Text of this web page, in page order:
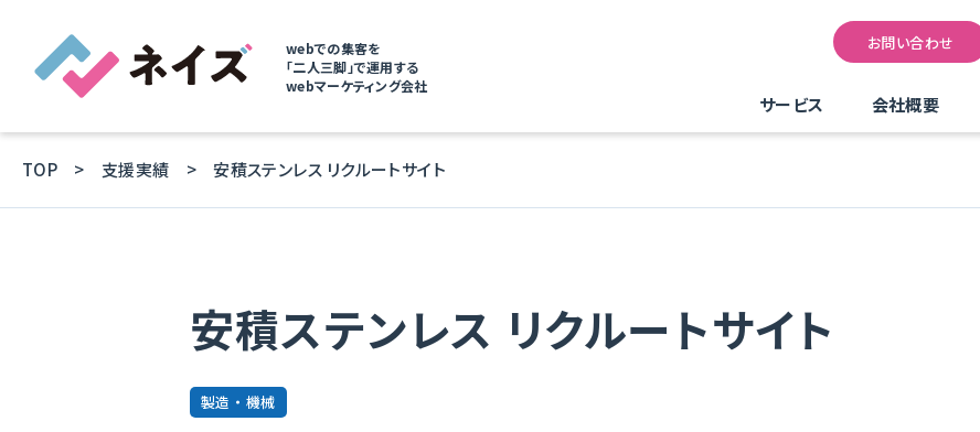
webでの集客を
「二人三脚」で運用する
webマーケティング会社
お問い合わせ
サービス 会社概要
TOP 支援実績 安積ステンレス リクルートサイト
安積ステンレス リクルートサイト
製造 ・ 機械